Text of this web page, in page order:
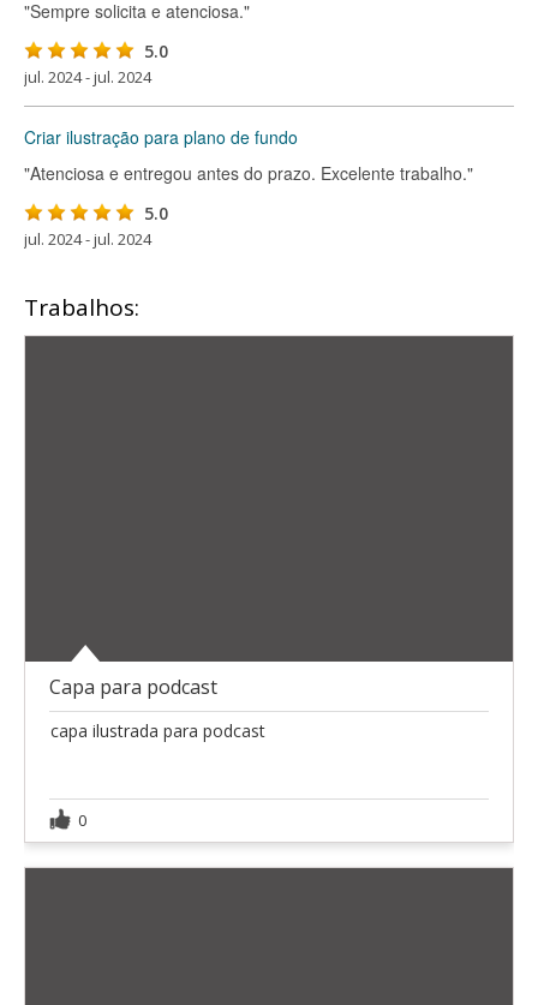
"Sempre solicita e atenciosa."
5.0
jul. 2024 - jul. 2024
Criar ilustração para plano de fundo
"Atenciosa e entregou antes do prazo. Excelente trabalho."
5.0
jul. 2024 - jul. 2024
Trabalhos:
Capa para podcast
capa ilustrada para podcast
0